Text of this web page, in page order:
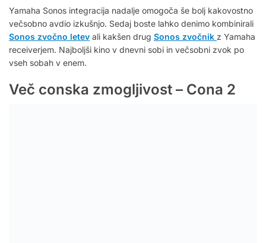
Yamaha Sonos integracija nadalje omogoča še bolj kakovostno
večsobno avdio izkušnjo. Sedaj boste lahko denimo kombinirali
Sonos zvočno letev ali kakšen drug Sonos zvočnik z Yamaha
receiverjem. Najboljši kino v dnevni sobi in večsobni zvok po
vseh sobah v enem.
Več conska zmogljivost – Cona 2